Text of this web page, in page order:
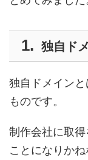
独自ド
独自ドメイン
ものです。
制作会社に取
ことになりか